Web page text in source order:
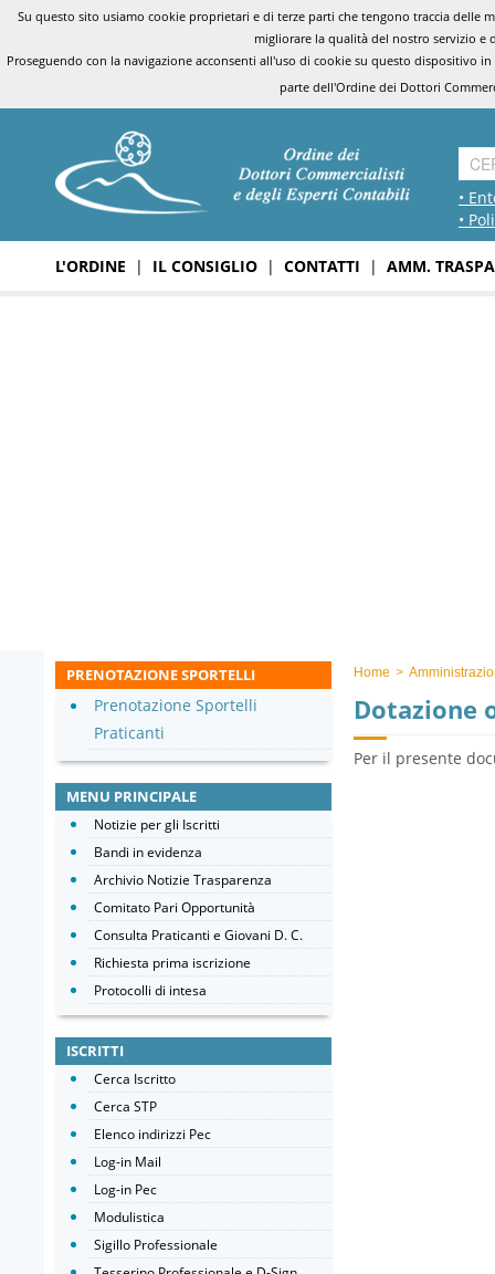
Su questo sito usiamo cookie proprietari e di terze parti che tengono traccia
migliorare la qualità del nostro servizio e
Proseguendo con la navigazione acconsenti all'uso di cookie su questo dispositivo
parte dell'Ordine dei Dottori
•
•
L'ORDINE | IL CONSIGLIO | CONTATTI | AMM.
Home >
Dotazione
Per il presente
PRENOTAZIONE SPORTELLI
Prenotazione Sportelli
Praticanti
MENU PRINCIPALE
Notizie per gli Iscritti
Bandi in evidenza
Archivio Notizie Trasparenza
Comitato Pari Opportunità
Consulta Praticanti e Giovani D. C.
Richiesta prima iscrizione
Protocolli di intesa
ISCRITTI
Cerca Iscritto
Cerca STP
Elenco indirizzi Pec
Log-in Mail
Log-in Pec
Modulistica
Sigillo Professionale